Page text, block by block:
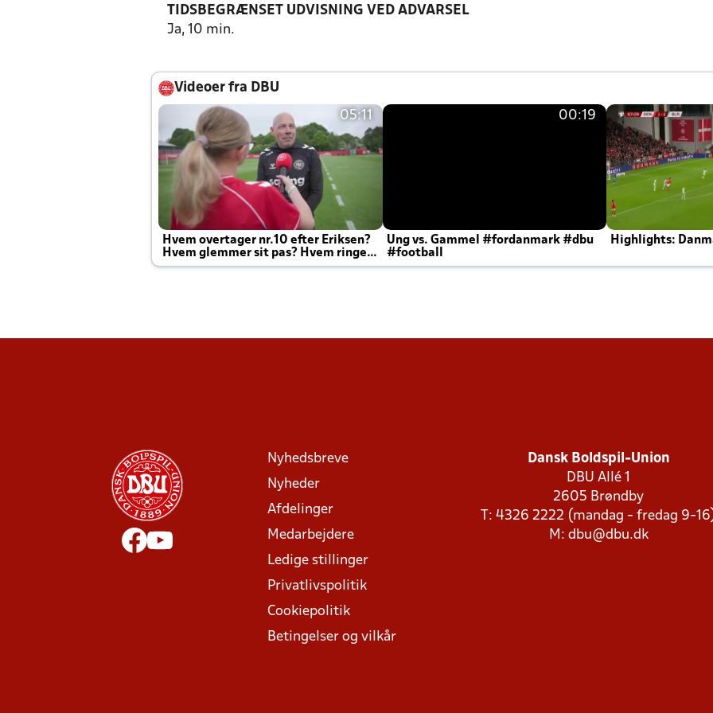
TIDSBEGRÆNSET UDVISNING VED ADVARSEL
Ja, 10 min.
Videoer fra DBU
05:11
Hvem overtager nr.10 efter Eriksen?
Hvem glemmer sit pas? Hvem ringer
Joachim altid til efter kampe?
00:19
Ung vs. Gammel #fordanmark #dbu
#football
Highlights:
Nyhedsbreve
Nyheder
Afdelinger
Medarbejdere
Ledige stillinger
Privatlivspolitik
Cookiepolitik
Betingelser og vilkår
Dansk Boldspil-Union
DBU Allé 1
2605 Brøndby
T: 4326 2222 (mandag - fredag 9-
M: dbu@dbu.dk